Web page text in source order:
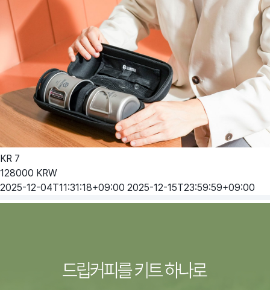
KR 7
128000 KRW
2025-12-04T11:31:18+09:00 2025-12-15T23:59:59+09:00